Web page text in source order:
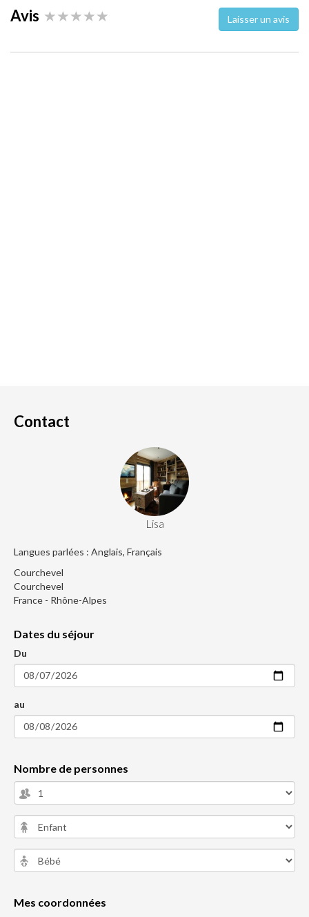
Avis Laisser un avis
Contact
Lisa
Langues parlées : Anglais, Français
Courchevel
Courchevel
France - Rhône-Alpes
Dates du séjour
Du
au
Nombre de personnes
Mes coordonnées